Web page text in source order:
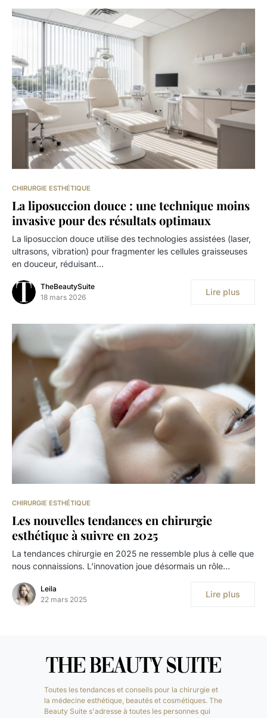
CHIRURGIE ESTHÉTIQUE
La liposuccion douce : une technique moins
invasive pour des résultats optimaux
La liposuccion douce utilise des technologies assistées (laser,
ultrasons, vibration) pour fragmenter les cellules graisseuses
en douceur, réduisant…
TheBeautySuite
18 mars 2026
Lire plus
CHIRURGIE ESTHÉTIQUE
Les nouvelles tendances en chirurgie
esthétique à suivre en 2025
La tendances chirurgie en 2025 ne ressemble plus à celle que
nous connaissions. L’innovation joue désormais un rôle…
Leila
22 mars 2025
Lire plus
Toutes les tendances et conseils pour la chirurgie et
la médecine esthétique, beautés et cosmétiques. The
Beauty Suite s'adresse à toutes les personnes qui